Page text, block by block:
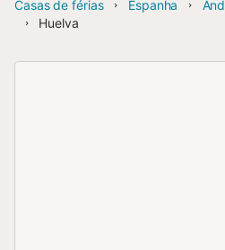
Casas de férias Espanha
Huelva